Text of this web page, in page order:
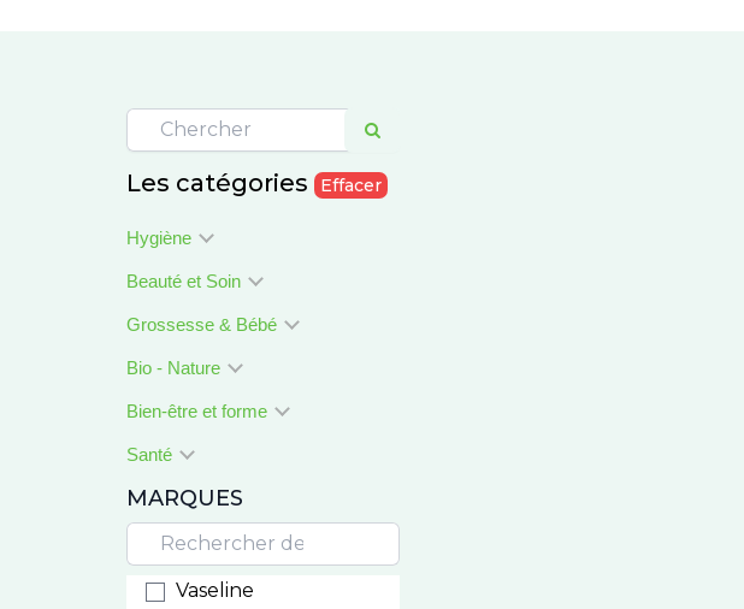
Les catégories Effacer
Hygiène
Beauté et Soin
Grossesse & Bébé
Bio - Nature
Bien-être et forme
Santé
MARQUES
Vaseline